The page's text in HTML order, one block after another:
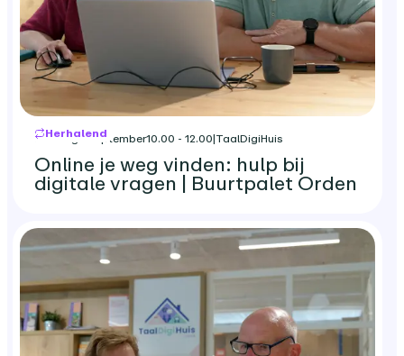
Herhalend
dinsdag 1 september10.00 - 12.00|TaalDigiHuis
Online je weg vinden: hulp bij
digitale vragen | Buurtpalet Orden